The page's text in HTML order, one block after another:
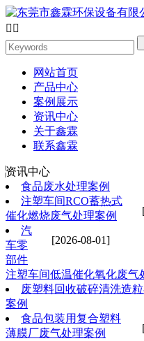
 
网站首页
产品中心
案例展示
资讯中心
关于鑫霖
联系鑫霖
资讯中心
食品废水处理案例
注塑车间RCO蓄热式
催化燃烧废气处理案例
[2026-08-01]
汽
车零
部件
注塑车间低温催化氧化废气
废塑料回收破碎清洗造
案例
食品包装用复合塑料
薄膜厂废气处理案例